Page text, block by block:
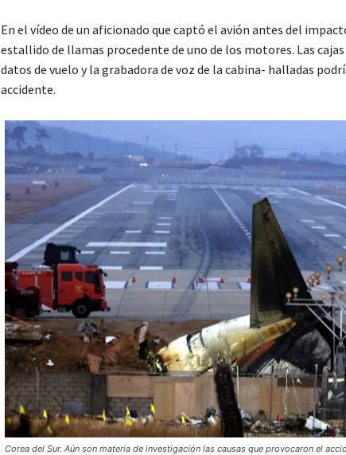
En el vídeo de un aficionado que captó el avión antes del
estallido de llamas procedente de uno de los motores. Las
datos de vuelo y la grabadora de voz de la cabina- halladas
accidente.
Corea del Sur. Aún son materia de investigación las causas que provocaron el